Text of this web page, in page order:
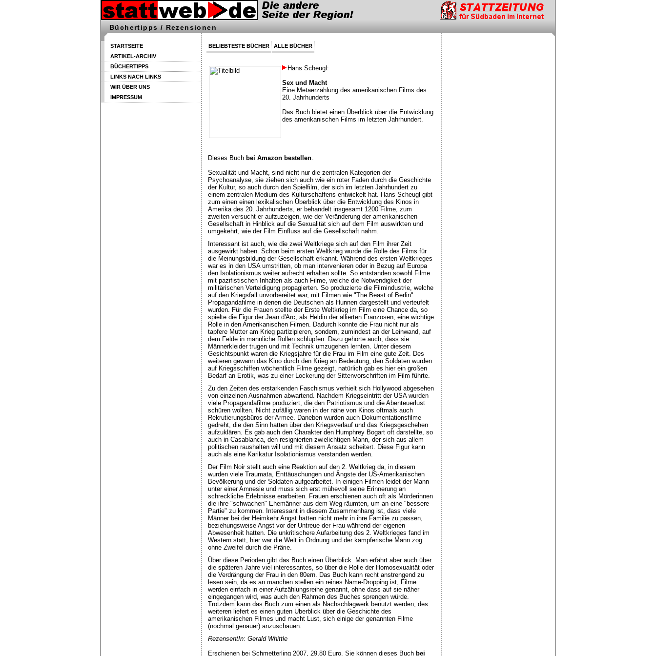
Büchertipps / Rezensionen
BELIEBTESTE BÜCHER ALLE BÜCHER
Hans Scheugl:
Sex und Macht
Eine Metaerzählung des amerikanischen Films des
20. Jahrhunderts
Das Buch bietet einen Überblick über die Entwicklung
des amerikanischen Films im letzten Jahrhundert.
Dieses Buch bei Amazon bestellen.
Sexualität und Macht, sind nicht nur die zentralen Kategorien der
Psychoanalyse, sie ziehen sich auch wie ein roter Faden durch die Geschichte
der Kultur, so auch durch den Spielfilm, der sich im letzten Jahrhundert zu
einem zentralen Medium des Kulturschaffens entwickelt hat. Hans Scheugl gibt
zum einen einen lexikalischen Überblick über die Entwicklung des Kinos in
Amerika des 20. Jahrhunderts, er behandelt insgesamt 1200 Filme, zum
zweiten versucht er aufzuzeigen, wie der Veränderung der amerikanischen
Gesellschaft in Hinblick auf die Sexualität sich auf dem Film auswirkten und
umgekehrt, wie der Film Einfluss auf die Gesellschaft nahm.
Interessant ist auch, wie die zwei Weltkriege sich auf den Film ihrer Zeit
ausgewirkt haben. Schon beim ersten Weltkrieg wurde die Rolle des Films für
die Meinungsbildung der Gesellschaft erkannt. Während des ersten Weltkrieges
war es in den USA umstritten, ob man intervenieren oder in Bezug auf Europa
den Isolationismus weiter aufrecht erhalten sollte. So entstanden sowohl Filme
mit pazifistischen Inhalten als auch Filme, welche die Notwendigkeit der
militärischen Verteidigung propagierten. So produzierte die Filmindustrie, welche
auf den Kriegsfall unvorbereitet war, mit Filmen wie "The Beast of Berlin"
Propagandafilme in denen die Deutschen als Hunnen dargestellt und verteufelt
wurden. Für die Frauen stellte der Erste Weltkrieg im Film eine Chance da, so
spielte die Figur der Jean d'Arc, als Heldin der allierten Franzosen, eine wichtige
Rolle in den Amerikanischen Filmen. Dadurch konnte die Frau nicht nur als
tapfere Mutter am Krieg partizipieren, sondern, zumindest an der Leinwand, auf
dem Felde in männliche Rollen schlüpfen. Dazu gehörte auch, dass sie
Männerkleider trugen und mit Technik umzugehen lernten. Unter diesem
Gesichtspunkt waren die Kriegsjahre für die Frau im Film eine gute Zeit. Des
weiteren gewann das Kino durch den Krieg an Bedeutung, den Soldaten wurden
auf Kriegsschiffen wöchentlich Filme gezeigt, natürlich gab es hier ein großen
Bedarf an Erotik, was zu einer Lockerung der Sittenvorschriften im Film führte.
Zu den Zeiten des erstarkenden Faschismus verhielt sich Hollywood abgesehen
von einzelnen Ausnahmen abwartend. Nachdem Kriegseintritt der USA wurden
viele Propagandafilme produziert, die den Patriotismus und die Abenteuerlust
schüren wollten. Nicht zufällig waren in der nähe von Kinos oftmals auch
Rekrutierungsbüros der Armee. Daneben wurden auch Dokumentationsfilme
gedreht, die den Sinn hatten über den Kriegsverlauf und das Kriegsgeschehen
aufzuklären. Es gab auch den Charakter den Humphrey Bogart oft darstellte, so
auch in Casablanca, den resignierten zwielichtigen Mann, der sich aus allem
politischen raushalten will und mit diesem Ansatz scheitert. Diese Figur kann
auch als eine Karikatur Isolationismus verstanden werden.
Der Film Noir stellt auch eine Reaktion auf den 2. Weltkrieg da, in diesem
wurden viele Traumata, Enttäuschungen und Ängste der US-Amerikanischen
Bevölkerung und der Soldaten aufgearbeitet. In einigen Filmen leidet der Mann
unter einer Amnesie und muss sich erst mühevoll seine Erinnerung an
schreckliche Erlebnisse erarbeiten. Frauen erschienen auch oft als Mörderinnen
die ihre "schwachen" Ehemänner aus dem Weg räumten, um an eine "bessere
Partie" zu kommen. Interessant in diesem Zusammenhang ist, dass viele
Männer bei der Heimkehr Angst hatten nicht mehr in ihre Familie zu passen,
beziehungsweise Angst vor der Untreue der Frau während der eigenen
Abwesenheit hatten. Die unkritischere Aufarbeitung des 2. Weltkrieges fand im
Western statt, hier war die Welt in Ordnung und der kämpferische Mann zog
ohne Zweifel durch die Prärie.
Über diese Perioden gibt das Buch einen Überblick. Man erfährt aber auch über
die späteren Jahre viel interessantes, so über die Rolle der Homosexualität oder
die Verdrängung der Frau in den 80ern. Das Buch kann recht anstrengend zu
lesen sein, da es an manchen stellen ein reines Name-Dropping ist, Filme
werden einfach in einer Aufzählungsreihe genannt, ohne dass auf sie näher
eingegangen wird, was auch den Rahmen des Buches sprengen würde.
Trotzdem kann das Buch zum einen als Nachschlagwerk benutzt werden, des
weiteren liefert es einen guten Überblick über die Geschichte des
amerikanischen Filmes und macht Lust, sich einige der genannten Filme
(nochmal genauer) anzuschauen.
RezensentIn: Gerald Whittle
Erschienen bei Schmetterling 2007, 29,80 Euro. Sie können dieses Buch bei
STARTSEITE
ARTIKEL-ARCHIV
BÜCHERTIPPS
LINKS NACH LINKS
WIR ÜBER UNS
IMPRESSUM